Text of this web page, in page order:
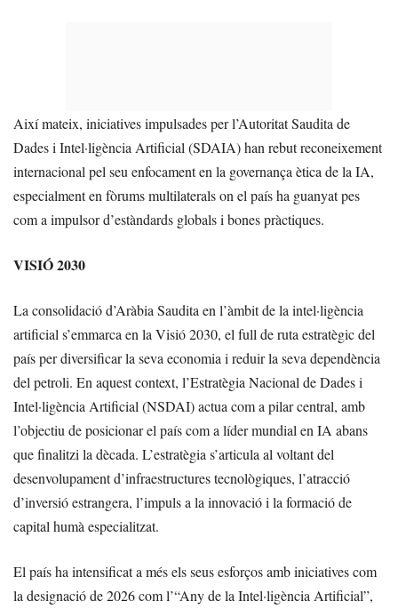
Així mateix, iniciatives impulsades per l’Autoritat Saudita de
Dades i Intel·ligència Artificial (SDAIA) han rebut reconeixement
internacional pel seu enfocament en la governança ètica de la IA,
especialment en fòrums multilaterals on el país ha guanyat pes
com a impulsor d’estàndards globals i bones pràctiques.
VISIÓ 2030
La consolidació d’Aràbia Saudita en l’àmbit de la intel·ligència
artificial s’emmarca en la Visió 2030, el full de ruta estratègic del
país per diversificar la seva economia i reduir la seva dependència
del petroli. En aquest context, l’Estratègia Nacional de Dades i
Intel·ligència Artificial (NSDAI) actua com a pilar central, amb
l’objectiu de posicionar el país com a líder mundial en IA abans
que finalitzi la dècada. L’estratègia s’articula al voltant del
desenvolupament d’infraestructures tecnològiques, l’atracció
d’inversió estrangera, l’impuls a la innovació i la formació de
capital humà especialitzat.
El país ha intensificat a més els seus esforços amb iniciatives com
la designació de 2026 com l’“Any de la Intel·ligència Artificial”,